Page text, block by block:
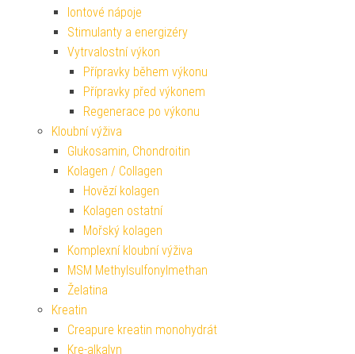
Iontové nápoje
Stimulanty a energizéry
Vytrvalostní výkon
Přípravky během výkonu
Přípravky před výkonem
Regenerace po výkonu
Kloubní výživa
Glukosamin, Chondroitin
Kolagen / Collagen
Hovězí kolagen
Kolagen ostatní
Mořský kolagen
Komplexní kloubní výživa
MSM Methylsulfonylmethan
Želatina
Kreatin
Creapure kreatin monohydrát
Kre-alkalyn